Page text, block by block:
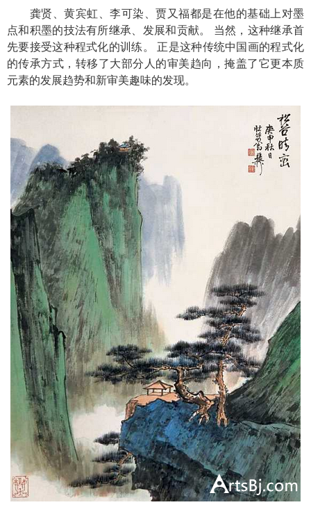
龚贤、黄宾虹、李可染、贾又福都是在他的基础上对墨
点和积墨的技法有所继承、发展和贡献。 当然，这种继承首
先要接受这种程式化的训练。 正是这种传统中国画的程式化
的传承方式，转移了大部分人的审美趋向，掩盖了它更本质
元素的发展趋势和新审美趣味的发现。